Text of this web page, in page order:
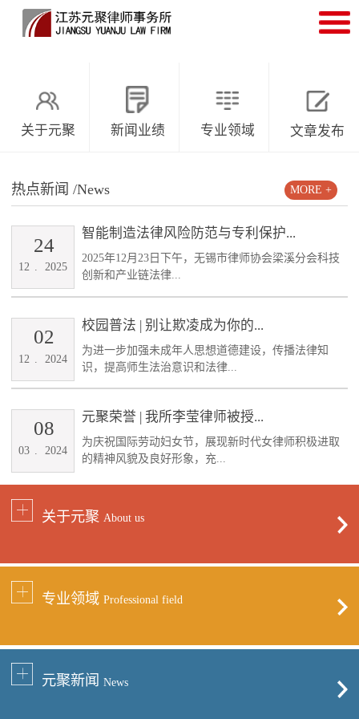
关于元聚 新闻业绩 专业领域 文章发布
热点新闻 /News
智能制造法律风险防范与专利保护...
2025年12月23日下午，无锡市律师协会梁溪分会科技
创新和产业链法律...
12 . 2025
24
校园普法 | 别让欺凌成为你的...
为进一步加强未成年人思想道德建设，传播法律知
识，提高师生法治意识和法律...
12 2024
02
元聚荣誉 | 我所李莹律师被授...
为庆祝国际劳动妇女节，展现新时代女律师积极进取
的精神风貌及良好形象，充...
03 2024
08
MORE +
关于元聚 About us
专业领域 Professional field
元聚新闻 News